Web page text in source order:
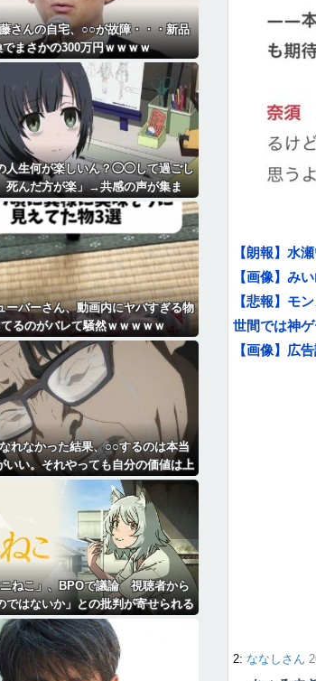
【朗報】水
【画像】み
【悲報】モ
世間では神
【画像】広
2: ななしさん
さんの自宅、○○が故障・・・新品
でまさかの300万円ｗｗｗｗ
人生何が楽しいん？◯◯して過ごし
死んだ方が楽」→共感の声が集ま
る・・
ーバーさん、動画内にヤバすぎる物
るのがバレて騒然ｗｗｗｗｗ
なれなかった結果、○○するのは本当
いい。それやっても自分の価値は上
」→各界隈に突き刺さってしまう
ねこ」、BPOで議論 視聴者から
はないか」との批判が寄せられる